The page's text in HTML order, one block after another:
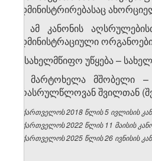
ადმინისტრირებასაც
ხ) ამ კანონის
ადმინისტრაციული
ჯ) სახელმწიფო უწყება –
ჰ) მარტოხელა მშობელი
არასრულწლოვან შვილთან
საქართველოს 2018 წლის 5 ივლისის
საქართველოს 2022 წლის 11 მაისის
საქართველოს 2025 წლის 26 ივნისის